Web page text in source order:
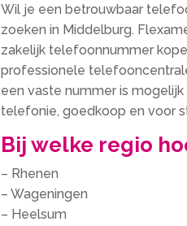
Wil je een betrouwbaar
zoeken in Middelburg.
zakelijk telefoonnummer
professionele
een vaste nummer is
telefonie, goedkoop en voor
Bij welke regio
– Rhenen
– Wageningen
– Heelsum